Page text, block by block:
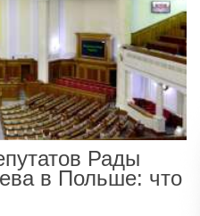
Рады
в Польше: что